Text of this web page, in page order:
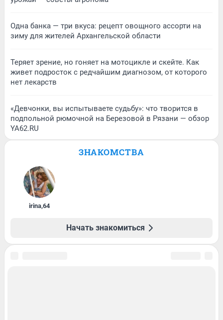
Одна банка — три вкуса: рецепт овощного ассорти на
зиму для жителей Архангельской области
Теряет зрение, но гоняет на мотоцикле и скейте. Как
живет подросток с редчайшим диагнозом, от которого
нет лекарств
«Девчонки, вы испытываете судьбу»: что творится в
подпольной рюмочной на Березовой в Рязани — обзор
YA62.RU
ЗНАКОМСТВА
irina,64
Начать знакомиться